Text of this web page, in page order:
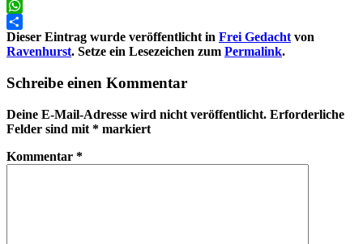
Skype
WhatsApp
Teilen
Dieser Eintrag wurde veröffentlicht in Frei Gedacht von
Ravenhurst. Setze ein Lesezeichen zum Permalink.
Schreibe einen Kommentar
Deine E-Mail-Adresse wird nicht veröffentlicht. Erforderliche
Felder sind mit * markiert
Kommentar *